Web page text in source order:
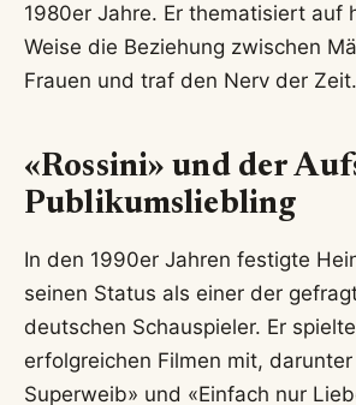
1980er Jahre. Er thematisiert auf
Weise die Beziehung zwischen
Frauen und traf den Nerv der Zeit.
«Rossini» und der
Publikumsliebling
In den 1990er Jahren festigte
seinen Status als einer der
deutschen Schauspieler. Er
erfolgreichen Filmen mit, darunter
Superweib» und «Einfach nur